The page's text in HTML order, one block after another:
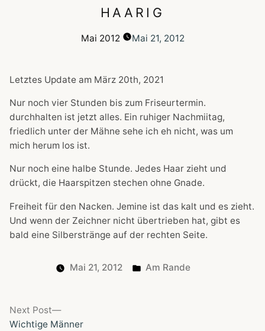
HAARIG
Mai 2012 Mai 21, 2012
Letztes Update am März 20th, 2021
Nur noch vier Stunden bis zum Friseurtermin.
durchhalten ist jetzt alles. Ein ruhiger Nachmiitag,
friedlich unter der Mähne sehe ich eh nicht, was um
mich herum los ist.
Nur noch eine halbe Stunde. Jedes Haar zieht und
drückt, die Haarspitzen stechen ohne Gnade.
Freiheit für den Nacken. Jemine ist das kalt und es zieht.
Und wenn der Zeichner nicht übertrieben hat, gibt es
bald eine Silberstränge auf der rechten Seite.
Mai 21, 2012
Posted
Am Rande
Beitragsnavigation
Next Post
Next
post:
Wichtige Männer